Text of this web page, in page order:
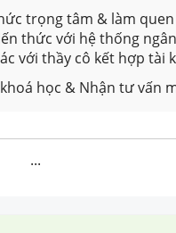
trọng tâm & làm
thức với hệ thống
với thầy cô kết hợp
học & Nhận tư vấn
...